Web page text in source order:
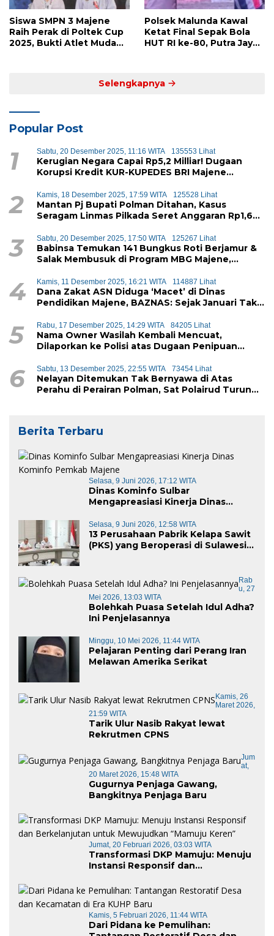
Siswa SMPN 3 Majene
Raih Perak di Poltek Cup
2025, Bukti Atlet Muda
Polsek Malunda Kawal
Ketat Final Sepak Bola
HUT RI ke-80, Putra Jaya
Selengkapnya
Popular Post
1 Sabtu, 20 Desember 2025, 11:16 WITA 135553 Lihat
Kerugian Negara Capai Rp5,2 Milliar! Dugaan
Korupsi Kredit KUR-KUPEDES BRI Majene
2 Kamis, 18 Desember 2025, 17:59 WITA 125528 Lihat
Mantan Pj Bupati Polman Ditahan, Kasus
Seragam Linmas Pilkada Seret Anggaran Rp1,6
3 Sabtu, 20 Desember 2025, 17:50 WITA 125267 Lihat
Babinsa Temukan 141 Bungkus Roti Berjamur &
Salak Membusuk di Program MBG Majene,
4 Kamis, 11 Desember 2025, 16:21 WITA 114887 Lihat
Dana Zakat ASN Diduga ‘Macet’ di Dinas
Pendidikan Majene, BAZNAS: Sejak Januari Tak
5 Rabu, 17 Desember 2025, 14:29 WITA 84205 Lihat
Nama Owner Wasilah Kembali Mencuat,
Dilaporkan ke Polisi atas Dugaan Penipuan
6 Sabtu, 13 Desember 2025, 22:55 WITA 73454 Lihat
Nelayan Ditemukan Tak Bernyawa di Atas
Perahu di Perairan Polman, Sat Polairud Turun
Berita Terbaru
Selasa, 9 Juni 2026, 17:12 WITA
Dinas Kominfo Sulbar
Mengapreasiasi Kinerja Dinas
Selasa, 9 Juni 2026, 12:58 WITA
13 Perusahaan Pabrik Kelapa Sawit
(PKS) yang Beroperasi di Sulawesi
Rab
U, 27
Mei 2026, 13:03 WITA
Bolehkah Puasa Setelah Idul Adha?
Ini Penjelasannya
Minggu, 10 Mei 2026, 11:44 WITA
Pelajaran Penting dari Perang Iran
Melawan Amerika Serikat
Kamis, 26
Maret 2026,
21:59 WITA
Tarik Ulur Nasib Rakyat lewat
Rekrutmen CPNS
Jum
At,
20 Maret 2026, 15:48 WITA
Gugurnya Penjaga Gawang,
Bangkitnya Penjaga Baru
Jumat, 20 Februari 2026, 03:03 WITA
Transformasi DKP Mamuju: Menuju
Instansi Responsif dan
“Mamuju Keren”
Kamis, 5 Februari 2026, 11:44 WITA
Dari Pidana ke Pemulihan: